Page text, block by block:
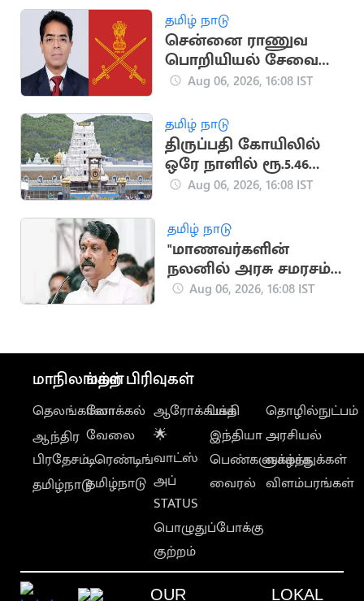
விமர்சனம்
தமிழ் நாடு
சென்னை ராணுவ
பொறியியல் சேவை
பிரிவின் தலைவராக
பொறுப்பேற்பு
Aug 06, 2026, 16:08 IST
தமிழ் நாடு
திருப்பதி கோயிலில்
ஒரே நாளில் ரூ.5.46
கோடி காணிக்கை
Aug 06, 2026, 16:08 IST
தமிழ் நாடு
"மாணவர்களின்
நலனில் அரசு சமரசம்
செய்யக் கூடாது"..
Aug 06, 2026, 16:08 IST
மாநிலங்கள்
தெலங்கானா
ஆந்திர
பிரதேசம்
தமிழ்நாடு
மற்ற பிரிவுகள்
லோக்கல்
வேலை
டிரெண்டிங்
தமிழ்நாடு
ஆரோக்கியம்
🌟
வாட்ஸ்
அப்
STATUS
பொழுதுப்போக்கு
குற்றம்
பக்தி
இந்தியா
பெண்களுக்காக
வைரல்
தொழில்நுட்பம்
அரசியல்
வாழ்த்துக்கள்
விளம்பரங்கள்
OUR LOKAL